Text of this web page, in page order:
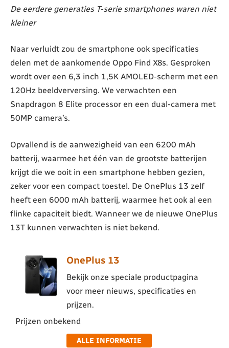
De eerdere generaties T-serie smartphones waren niet
kleiner
Naar verluidt zou de smartphone ook specificaties
delen met de aankomende Oppo Find X8s. Gesproken
wordt over een 6,3 inch 1,5K AMOLED-scherm met een
120Hz beeldverversing. We verwachten een
Snapdragon 8 Elite processor en een dual-camera met
50MP camera’s.
Opvallend is de aanwezigheid van een 6200 mAh
batterij, waarmee het één van de grootste batterijen
krijgt die we ooit in een smartphone hebben gezien,
zeker voor een compact toestel. De OnePlus 13 zelf
heeft een 6000 mAh batterij, waarmee het ook al een
flinke capaciteit biedt. Wanneer we de nieuwe OnePlus
13T kunnen verwachten is niet bekend.
OnePlus 13
Bekijk onze speciale productpagina
voor meer nieuws, specificaties en
prijzen.
Prijzen onbekend
ALLE INFORMATIE